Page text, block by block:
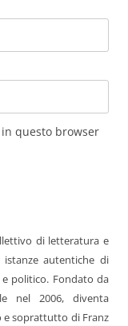
questo browser
di letteratura e
istanze autentiche di
politico. Fondato da
nel 2006, diventa
e soprattutto di Franz